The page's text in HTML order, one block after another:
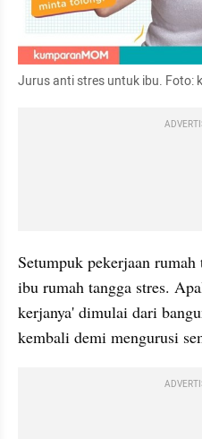
Jurus anti stres untuk ibu. Foto:
Setumpuk pekerjaan
ibu rumah tangga stres.
kerjanya' dimulai dari
kembali demi mengurusi